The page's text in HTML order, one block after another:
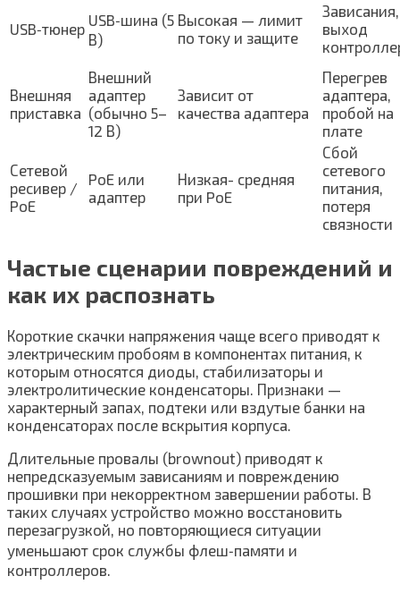
USB‑тюнер USB‑шина (5
В)
Высокая — лимит
по току и защите
Зависания,
выход
Внешняя
приставка
Внешний
адаптер
(обычно 5–
12 В)
Зависит от
качества адаптера
Перегрев
адаптера,
пробой на
плате
Сетевой
ресивер /
PoE
PoE или
адаптер
Низкая- средняя
при PoE
Сбой
сетевого
питания,
потеря
связности
Частые сценарии повреждений и
как их распознать
Короткие скачки напряжения чаще всего приводят к
электрическим пробоям в компонентах питания, к
которым относятся диоды, стабилизаторы и
электролитические конденсаторы. Признаки —
характерный запах, подтеки или вздутые банки на
конденсаторах после вскрытия корпуса.
Длительные провалы (brownout) приводят к
непредсказуемым зависаниям и повреждению
прошивки при некорректном завершении работы. В
таких случаях устройство можно восстановить
перезагрузкой, но повторяющиеся ситуации
уменьшают срок службы флеш‑памяти и
контроллеров.